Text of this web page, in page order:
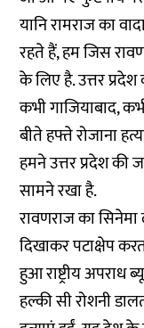
यानि रामराज का
रहते हैं, हम जिस
के लिए है. उत्तर
कभी गाजियाबाद,
बीते हफ्ते रोजाना
हमने उत्तर प्रदेश
सामने रखा है.
रावणराज का
दिखाकर पटाक्षेप
हुआ राष्ट्रीय
हल्की सी रोशनी